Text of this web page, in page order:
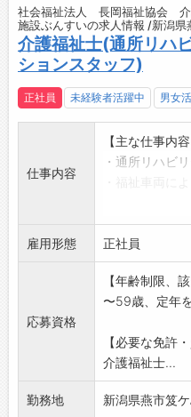
社会福祉法人 長岡福祉協会 介
施設ぶんすいの求人情報 /新潟県
介護福祉士(通所リハ
ションスタッフ)
正社員 未経験者活躍中 男女
仕事内容
【主な仕事内容
・通所リハビ
・入浴、移動
などの生活動
介助など
・ご利用者の
企画・実施など
◇研修制度あり
◇パート勤務
*変更範囲:法人
雇用形態 正社員
応募資格
【年齢制限、
〜59歳、定年
【必要な免許・
介護福祉士...
勤務地 新潟県燕市笈